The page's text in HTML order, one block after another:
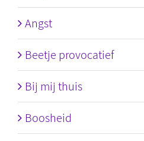
Angst
Beetje provocatief
Bij mij thuis
Boosheid